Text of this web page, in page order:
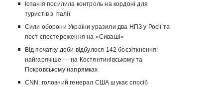
Іспанія посилила контроль на кордоні для
туристів з Італії
Сили оборони України уразили два НПЗ у Росії та
пост спостереження на «Сиваші»
Від початку доби відбулося 142 боєзіткнення:
найгарячіше — на Костянтинівському та
Покровському напрямках
CNN: головний генерал США шукає спосіб